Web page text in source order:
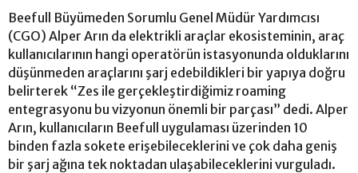
Beefull Büyümeden Sorumlu Genel Müdür Yardımcısı
(CGO) Alper Arın da elektrikli araçlar ekosisteminin, araç
kullanıcılarının hangi operatörün istasyonunda olduklarını
düşünmeden araçlarını şarj edebildikleri bir yapıya doğru
belirterek “Zes ile gerçekleştirdiğimiz roaming
entegrasyonu bu vizyonun önemli bir parçası” dedi. Alper
Arın, kullanıcıların Beefull uygulaması üzerinden 10
binden fazla sokete erişebileceklerini ve çok daha geniş
bir şarj ağına tek noktadan ulaşabileceklerini vurguladı.